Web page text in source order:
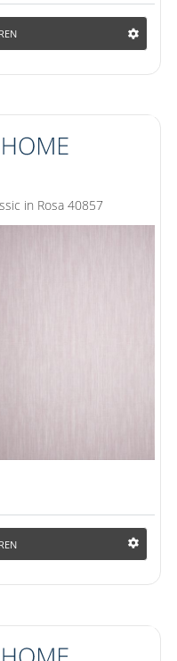
in Rosa 40857